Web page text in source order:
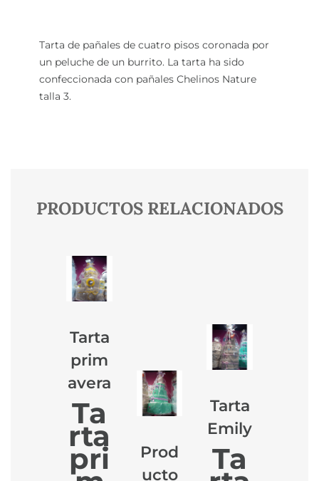
Tarta de pañales de cuatro pisos coronada por
un peluche de un burrito. La tarta ha sido
confeccionada con pañales Chelinos Nature
talla 3.
PRODUCTOS RELACIONADOS
Tarta
prim
avera
Ta
rta
pri
Prod
ucto
Tarta
Emily
Ta